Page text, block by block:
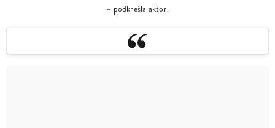
– podkreśla aktor.